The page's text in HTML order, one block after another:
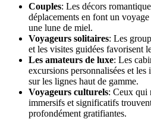
Couples: Les décors
déplacements en font un
une lune de miel.
Voyageurs solitaires: Les
et les visites guidées favorisent
Les amateurs de luxe: Les
excursions personnalisées et
sur les lignes haut de gamme.
Voyageurs culturels: Ceux qui
immersifs et significatifs
profondément gratifiantes.